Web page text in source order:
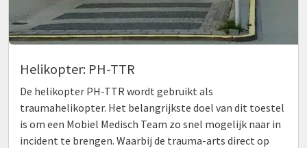
Helikopter: PH-TTR
De helikopter PH-TTR wordt gebruikt als
traumahelikopter. Het belangrijkste doel van dit toestel
is om een Mobiel Medisch Team zo snel mogelijk naar in
incident te brengen. Waarbij de trauma-arts direct op